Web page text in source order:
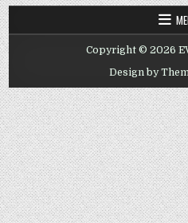
雪
賣,
雪
茄
速
遞,
郵
寄
雪
茄,
雪
茄
快
遞,
線
上
雪
茄,Cigar
Online,Cigar
Copyright © 2026
Design by